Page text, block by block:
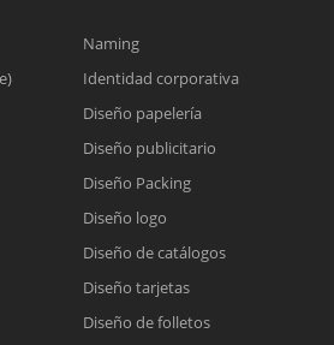
Naming
Identidad corporativa
Diseño papelería
Diseño publicitario
Diseño Packing
Diseño logo
Diseño de catálogos
Diseño tarjetas
Diseño de folletos